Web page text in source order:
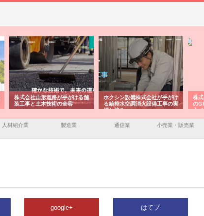
株式会社山形道路が手がける舗
装工事と土木技術の全容
ホクシン設備株式会社が手がけ
る給排水空調消火設備工事の実
績と強み
株
の
入
人材紹介業 製造業 通信業 小売業・販売業
google+ はてブ